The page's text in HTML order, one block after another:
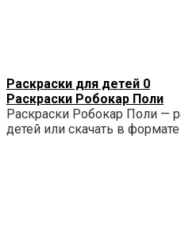
Раскраски для детей 0
Раскраски Робокар Поли
Раскраски Робокар Поли —
детей или скачать в